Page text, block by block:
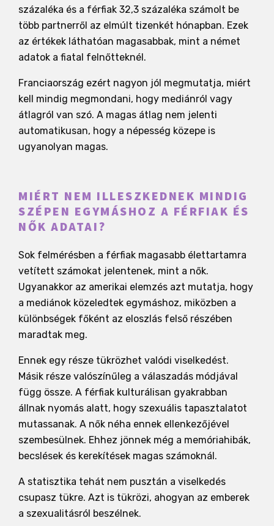
százaléka és a férfiak 32,3 százaléka számolt be
több partnerről az elmúlt tizenkét hónapban. Ezek
az értékek láthatóan magasabbak, mint a német
adatok a fiatal felnőtteknél.
Franciaország ezért nagyon jól megmutatja, miért
kell mindig megmondani, hogy mediánról vagy
átlagról van szó. A magas átlag nem jelenti
automatikusan, hogy a népesség közepe is
ugyanolyan magas.
MIÉRT NEM ILLESZKEDNEK MINDIG
SZÉPEN EGYMÁSHOZ A FÉRFIAK ÉS
NŐK ADATAI?
Sok felmérésben a férfiak magasabb élettartamra
vetített számokat jelentenek, mint a nők.
Ugyanakkor az amerikai elemzés azt mutatja, hogy
a mediánok közeledtek egymáshoz, miközben a
különbségek főként az eloszlás felső részében
maradtak meg.
Ennek egy része tükrözhet valódi viselkedést.
Másik része valószínűleg a válaszadás módjával
függ össze. A férfiak kulturálisan gyakrabban
állnak nyomás alatt, hogy szexuális tapasztalatot
mutassanak. A nők néha ennek ellenkezőjével
szembesülnek. Ehhez jönnek még a memóriahibák,
becslések és kerekítések magas számoknál.
A statisztika tehát nem pusztán a viselkedés
csupasz tükre. Azt is tükrözi, ahogyan az emberek
a szexualitásról beszélnek.